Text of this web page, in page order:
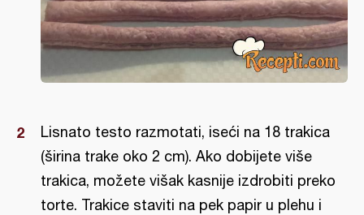
Lisnato testo razmotati, iseći na 18 trakica
(širina trake oko 2 cm). Ako dobijete više
trakica, možete višak kasnije izdrobiti preko
torte. Trakice staviti na pek papir u plehu i